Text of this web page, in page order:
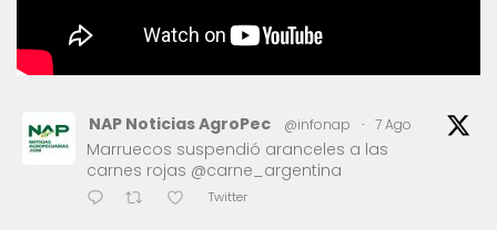
NAP Noticias AgroPec @infonap · 7 Ago
Marruecos suspendió aranceles a las
carnes rojas @carne_argentina
Twitter